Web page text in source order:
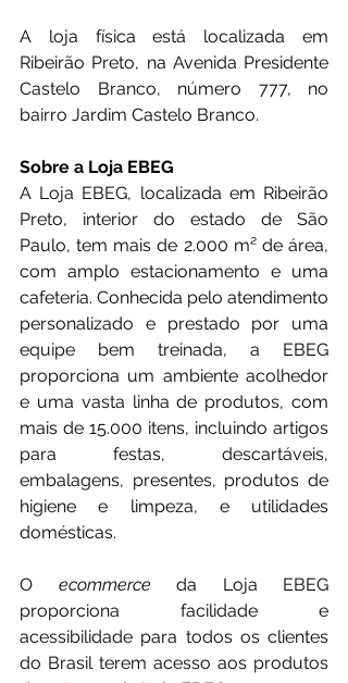
A loja física está localizada em
Ribeirão Preto, na Avenida Presidente
Castelo Branco, número 777, no
bairro Jardim Castelo Branco.
Sobre a Loja EBEG
A Loja EBEG, localizada em Ribeirão
Preto, interior do estado de São
Paulo, tem mais de 2.000 m² de área,
com amplo estacionamento e uma
cafeteria. Conhecida pelo atendimento
personalizado e prestado por uma
equipe bem treinada, a EBEG
proporciona um ambiente acolhedor
e uma vasta linha de produtos, com
mais de 15.000 itens, incluindo artigos
para festas, descartáveis,
embalagens, presentes, produtos de
higiene e limpeza, e utilidades
domésticas.
O ecommerce da Loja EBEG
proporciona facilidade e
acessibilidade para todos os clientes
do Brasil terem acesso aos produtos